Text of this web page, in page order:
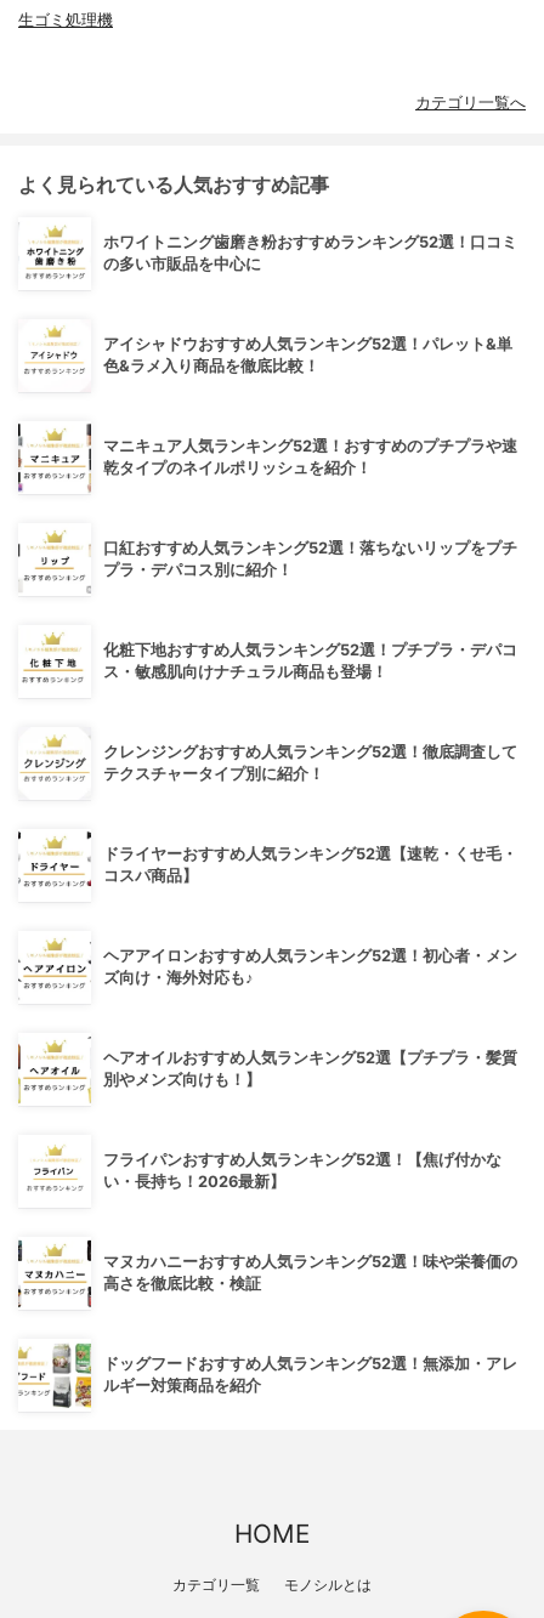
生ゴミ処理機
カテゴリ一覧へ
よく見られている人気おすすめ記事
ホワイトニング歯磨き粉おすすめランキング52選！口コミ
の多い市販品を中心に
アイシャドウおすすめ人気ランキング52選！パレット&単
色&ラメ入り商品を徹底比較！
マニキュア人気ランキング52選！おすすめのプチプラや速
乾タイプのネイルポリッシュを紹介！
口紅おすすめ人気ランキング52選！落ちないリップをプチ
プラ・デパコス別に紹介！
化粧下地おすすめ人気ランキング52選！プチプラ・デパコ
ス・敏感肌向けナチュラル商品も登場！
クレンジングおすすめ人気ランキング52選！徹底調査して
テクスチャータイプ別に紹介！
ドライヤーおすすめ人気ランキング52選【速乾・くせ毛・
コスパ商品】
ヘアアイロンおすすめ人気ランキング52選！初心者・メン
ズ向け・海外対応も♪
ヘアオイルおすすめ人気ランキング52選【プチプラ・髪質
別やメンズ向けも！】
フライパンおすすめ人気ランキング52選！【焦げ付かな
い・長持ち！2026最新】
マヌカハニーおすすめ人気ランキング52選！味や栄養価の
高さを徹底比較・検証
ドッグフードおすすめ人気ランキング52選！無添加・アレ
ルギー対策商品を紹介
HOME
カテゴリ一覧 モノシルとは